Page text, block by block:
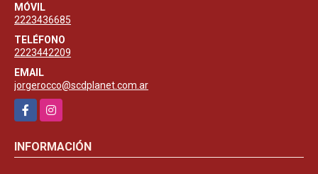
MÓVIL
2223436685
TELÉFONO
2223442209
EMAIL
jorgerocco@scdplanet.com.ar
FacebookInstagram
INFORMACIÓN